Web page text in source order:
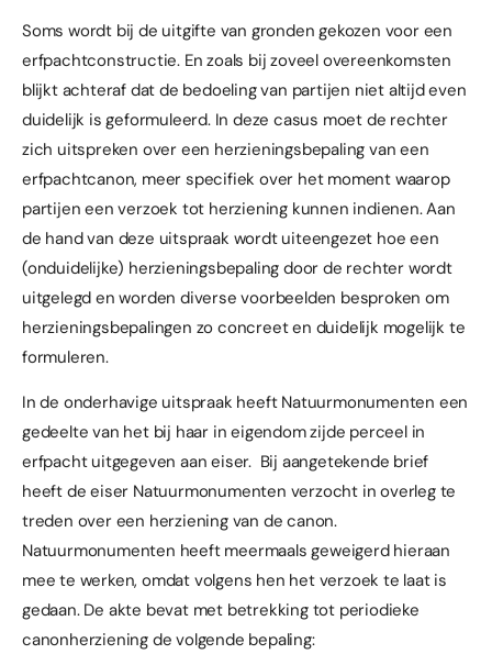
Soms wordt bij de uitgifte van gronden gekozen voor een
erfpachtconstructie. En zoals bij zoveel overeenkomsten
blijkt achteraf dat de bedoeling van partijen niet altijd even
duidelijk is geformuleerd. In deze casus moet de rechter
zich uitspreken over een herzieningsbepaling van een
erfpachtcanon, meer specifiek over het moment waarop
partijen een verzoek tot herziening kunnen indienen. Aan
de hand van deze uitspraak wordt uiteengezet hoe een
(onduidelijke) herzieningsbepaling door de rechter wordt
uitgelegd en worden diverse voorbeelden besproken om
herzieningsbepalingen zo concreet en duidelijk mogelijk te
formuleren.
In de onderhavige uitspraak heeft Natuurmonumenten een
gedeelte van het bij haar in eigendom zijde perceel in
erfpachtuitgegeven aan eiser. Bij aangetekende brief
heeft de eiser Natuurmonumenten verzocht in overleg te
treden over een herziening van de canon.
Natuurmonumenten heeft meermaals geweigerd hieraan
mee te werken, omdat volgens hen het verzoek te laat is
gedaan. De akte bevat met betrekking tot periodieke
canonherziening de volgende bepaling: